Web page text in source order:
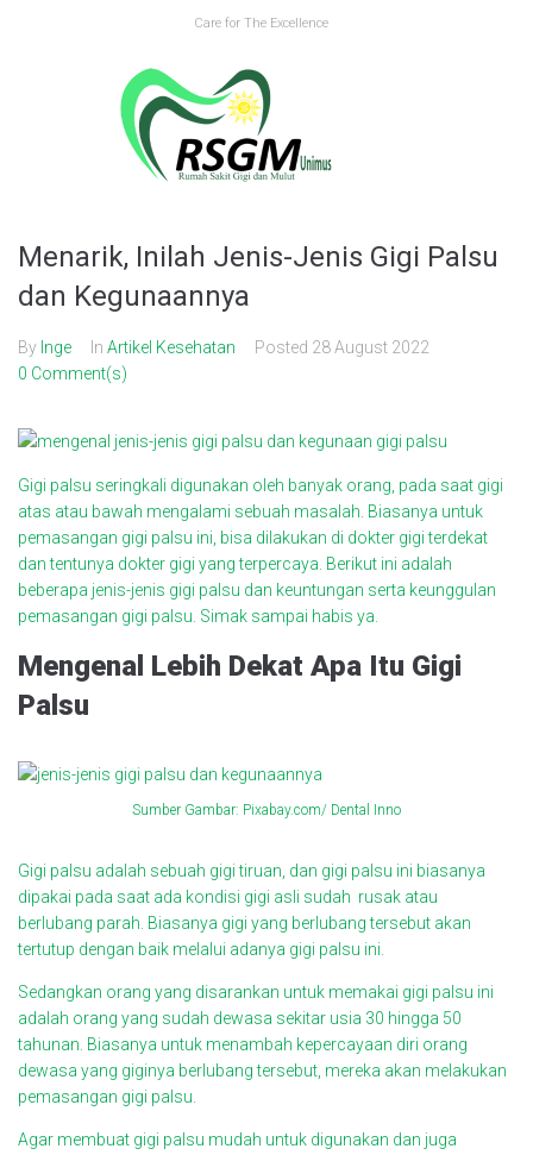
Care for The Excellence
Menarik, Inilah Jenis-Jenis Gigi Palsu
dan Kegunaannya
By Inge In Artikel Kesehatan Posted 28 August 2022
0 Comment(s)
Gigi palsu seringkali digunakan oleh banyak orang, pada saat gigi
atas atau bawah mengalami sebuah masalah. Biasanya untuk
pemasangan gigi palsu ini, bisa dilakukan di dokter gigi terdekat
dan tentunya dokter gigi yang terpercaya. Berikut ini adalah
beberapa jenis-jenis gigi palsu dan keuntungan serta keunggulan
pemasangan gigi palsu. Simak sampai habis ya.
Mengenal Lebih Dekat Apa Itu Gigi
Palsu
Sumber Gambar: Pixabay.com/ Dental Inno
Gigi palsu adalah sebuah gigi tiruan, dan gigi palsu ini biasanya
dipakai pada saat ada kondisi gigi asli sudah rusak atau
berlubang parah. Biasanya gigi yang berlubang tersebut akan
tertutup dengan baik melalui adanya gigi palsu ini.
Sedangkan orang yang disarankan untuk memakai gigi palsu ini
adalah orang yang sudah dewasa sekitar usia 30 hingga 50
tahunan. Biasanya untuk menambah kepercayaan diri orang
dewasa yang giginya berlubang tersebut, mereka akan melakukan
pemasangan gigi palsu.
Agar membuat gigi palsu mudah untuk digunakan dan juga